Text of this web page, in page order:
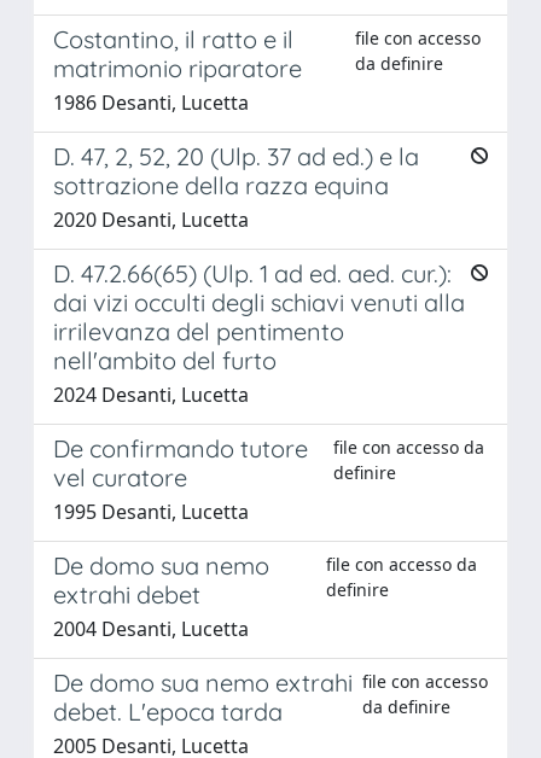
Costantino, il ratto e il
matrimonio riparatore
file con accesso
da definire
1986 Desanti, Lucetta
D. 47, 2, 52, 20 (Ulp. 37 ad ed.) e la
sottrazione della razza equina
2020 Desanti, Lucetta
D. 47.2.66(65) (Ulp. 1 ad ed. aed. cur.):
dai vizi occulti degli schiavi venuti alla
irrilevanza del pentimento
nell'ambito del furto
2024 Desanti, Lucetta
De confirmando tutore
vel curatore
file con accesso da
definire
1995 Desanti, Lucetta
De domo sua nemo
extrahi debet
file con accesso da
definire
2004 Desanti, Lucetta
De domo sua nemo extrahi
debet. L'epoca tarda
file con accesso
da definire
2005 Desanti, Lucetta